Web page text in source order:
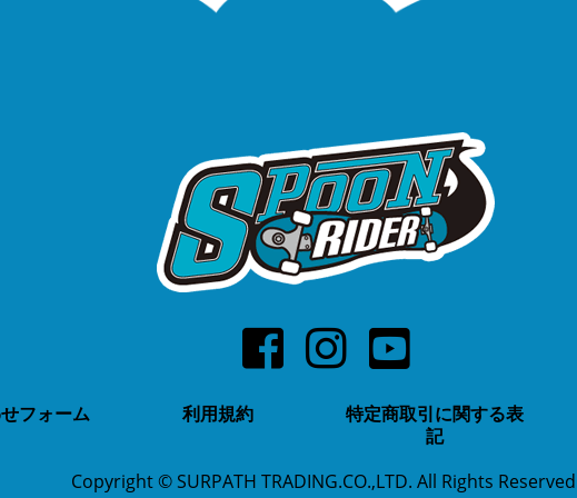
フォーム 利用規約
特定商取引に関する表
記
Copyright © SURPATH TRADING.CO.,LTD. All Rights